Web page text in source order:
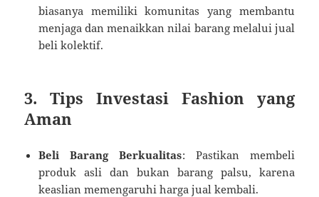
biasanya memiliki komunitas yang membantu
menjaga dan menaikkan nilai barang melalui jual
beli kolektif.
3.Tips Investasi Fashion yang
Aman
Beli Barang Berkualitas: Pastikan membeli
produk asli dan bukan barang palsu, karena
keaslian memengaruhi harga jual kembali.